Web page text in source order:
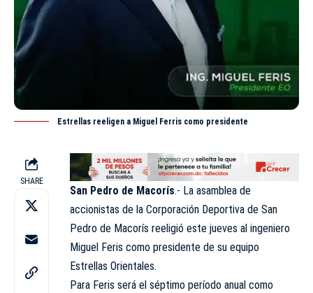
Estrellas reeligen a Miguel Ferris como presidente
SHARE
San Pedro de Macorís.- La asamblea de
accionistas de la Corporación Deportiva de San
Pedro de Macorís reeligió este jueves al ingeniero
Miguel Feris como presidente de su equipo
Estrellas Orientales.
Para Feris será el séptimo período anual como